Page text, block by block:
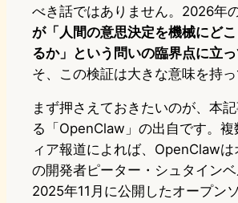
べき話ではありません。2026年の
が「人間の意思決定を機械にど
るか」という問いの臨界点に立
そ、この検証は大きな意味を持っ
まず押さえておきたいのが、本
る「OpenClaw」の出自です。
ィア報道によれば、OpenClawは
の開発者ピーター・シュタイン
2025年11月に公開したオープン